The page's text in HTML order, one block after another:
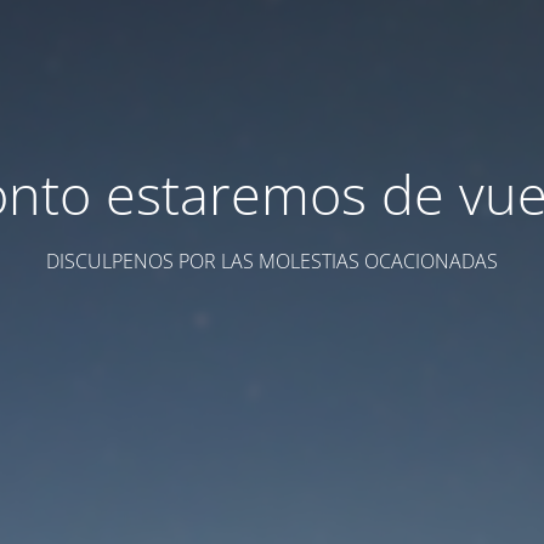
estaremos de
DISCULPENOS POR LAS MOLESTIAS OCACIONADAS